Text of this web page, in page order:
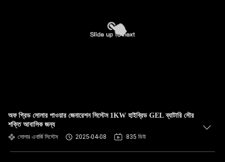
অফ গ্রিড সোলার পাওয়ার জেনারেশন সিস্টেম 1KW হাইব্রিড GEL ব্যাটারি সৌর
শক্তি আবাসিক জন্য
সোলার এনার্জি সিস্টেম 2025-04-08 835 ভিউ